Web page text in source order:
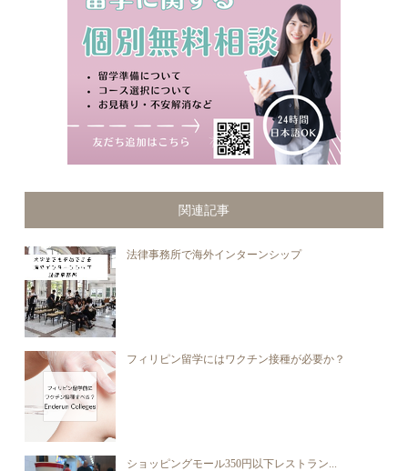
関連記事
法律事務所で海外インターンシップ
フィリピン留学にはワクチン接種が必要か？
ショッピングモール350円以下レストラン...